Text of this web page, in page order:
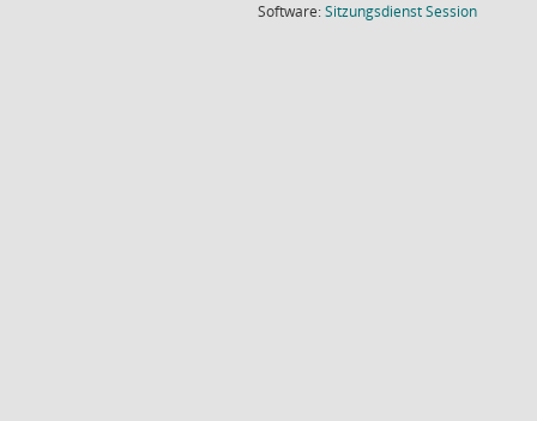
Software:SitzungsdienstSession(Wird in